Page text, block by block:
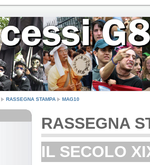
RASSEGNA STAMPA MAG10
RASSEGNA
IL SECOLO